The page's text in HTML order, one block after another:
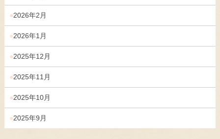
2026年2月
2026年1月
2025年12月
2025年11月
2025年10月
2025年9月